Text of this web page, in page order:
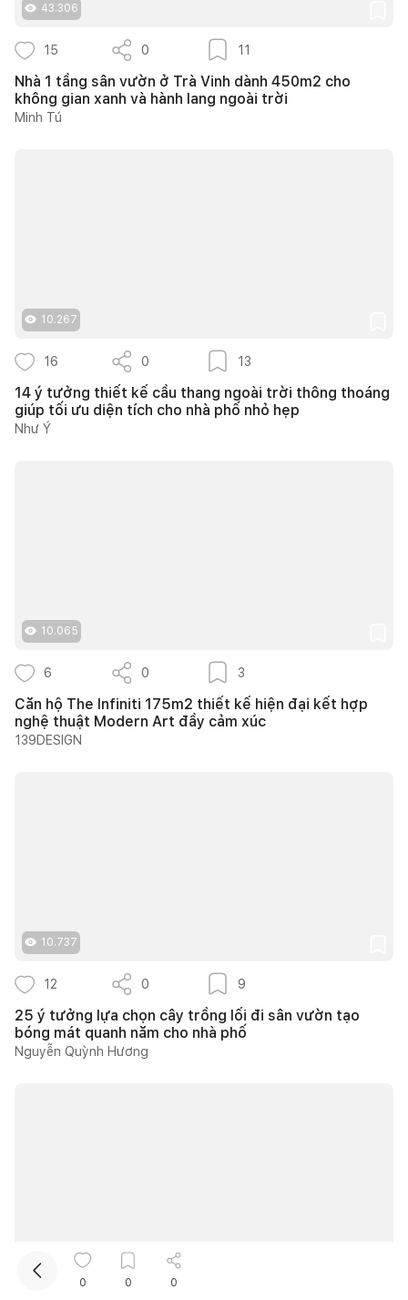
43.306
15 0 11
Nhà 1 tầng sân vườn ở Trà Vinh dành 450m2 cho
không gian xanh và hành lang ngoài trời
Minh Tú
10.267
16 0 13
14 ý tưởng thiết kế cầu thang ngoài trời thông thoáng
giúp tối ưu diện tích cho nhà phố nhỏ hẹp
Như Ý
10.065
6 0 3
Căn hộ The Infiniti 175m2 thiết kế hiện đại kết hợp
nghệ thuật Modern Art đầy cảm xúc
139DESIGN
10.737
12 0 9
25 ý tưởng lựa chọn cây trồng lối đi sân vườn tạo
bóng mát quanh năm cho nhà phố
Nguyễn Quỳnh Hương
12.177
0 0 0